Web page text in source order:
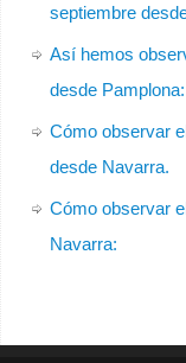
septiembre
Así hemos
desde Pamplona:
Cómo observar
desde Navarra.
Cómo observar
Navarra: